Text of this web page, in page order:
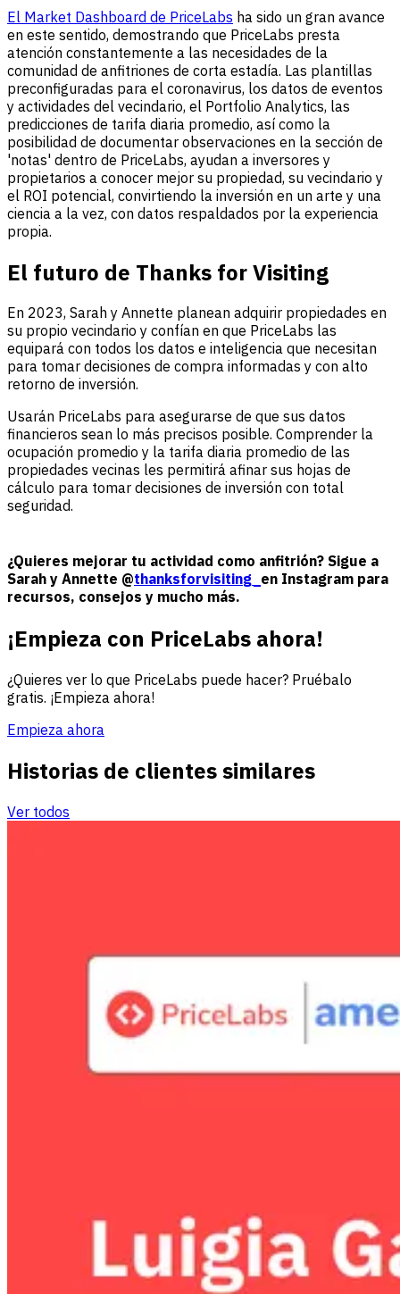
El Market Dashboard de PriceLabs ha sido un gran avance
en este sentido, demostrando que PriceLabs presta
atención constantemente a las necesidades de la
comunidad de anfitriones de corta estadía. Las plantillas
preconfiguradas para el coronavirus, los datos de eventos
y actividades del vecindario, el Portfolio Analytics, las
predicciones de tarifa diaria promedio, así como la
posibilidad de documentar observaciones en la sección de
'notas' dentro de PriceLabs, ayudan a inversores y
propietarios a conocer mejor su propiedad, su vecindario y
el ROI potencial, convirtiendo la inversión en un arte y una
ciencia a la vez, con datos respaldados por la experiencia
propia.
El futuro de Thanks for Visiting
En 2023, Sarah y Annette planean adquirir propiedades en
su propio vecindario y confían en que PriceLabs las
equipará con todos los datos e inteligencia que necesitan
para tomar decisiones de compra informadas y con alto
retorno de inversión.
Usarán PriceLabs para asegurarse de que sus datos
financieros sean lo más precisos posible. Comprender la
ocupación promedio y la tarifa diaria promedio de las
propiedades vecinas les permitirá afinar sus hojas de
cálculo para tomar decisiones de inversión con total
seguridad.
¿Quieres mejorar tu actividad como anfitrión? Sigue a
Sarah y Annette @thanksforvisiting_ en Instagram para
recursos, consejos y mucho más.
¡Empieza con PriceLabs ahora!
¿Quieres ver lo que PriceLabs puede hacer? Pruébalo
gratis. ¡Empieza ahora!
Empieza ahora
Historias de clientes similares
Ver todos